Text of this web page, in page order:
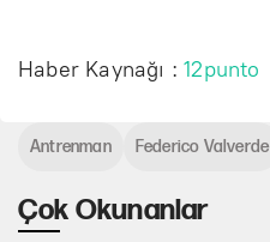
Haber Kaynağı :12punto
Çok Okunanlar
Antrenman Federico Valverde